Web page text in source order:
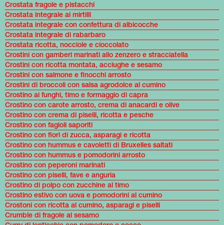
Crostata fragole e pistacchi
Crostata integrale ai mirtilli
Crostata integrale con confettura di albicocche
Crostata integrale di rabarbaro
Crostata ricotta, nocciole e cioccolato
Crostini con gamberi marinati allo zenzero e stracciatella
Crostini con ricotta montata, acciughe e sesamo
Crostini con salmone e finocchi arrosto
Crostini di broccoli con salsa agrodolce al cumino
Crostino ai funghi, timo e formaggio di capra
Crostino con carote arrosto, crema di anacardi e olive
Crostino con crema di piselli, ricotta e pesche
Crostino con fagioli saporiti
Crostino con fiori di zucca, asparagi e ricotta
Crostino con hummus e cavoletti di Bruxelles saltati
Crostino con hummus e pomodorini arrosto
Crostino con peperoni marinati
Crostino con piselli, fave e anguria
Crostino di polpo con zucchine al timo
Crostino estivo con uova e pomodorini al cumino
Crostoni con ricotta al cumino, asparagi e piselli
Crumble di fragole al sesamo